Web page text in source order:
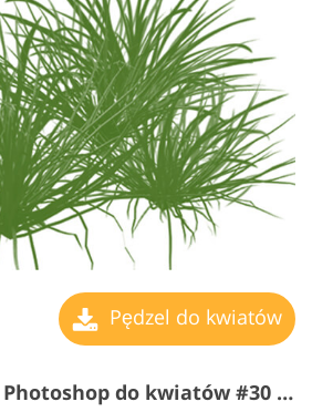
Pędzel do kwiatów
Darmowy pędzel Photoshop do kwiatów #30 "Pastures"